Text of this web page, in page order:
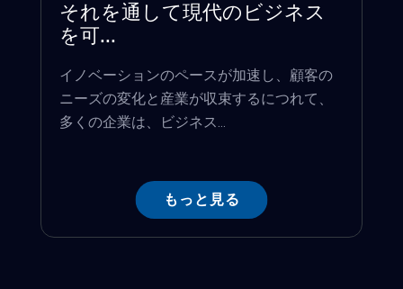
それを通して現代のビジネス
を可...
イノベーションのペースが加速し、顧客の
ニーズの変化と産業が収束するにつれて、
多くの企業は、ビジネス...
もっと見る